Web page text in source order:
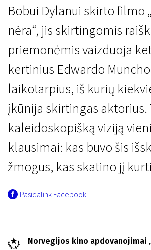
Naujienos iš Šiaurės
Munchas
1 val. 44 min. | Drama, Biografinis | N-13
Bobui Dylanui skirto filmo
nėra“, jis skirtingomis
priemonėmis vaizduoja
kertinius Edwardo
laikotarpius, iš kurių
įkūnija skirtingas aktorius.
kaleidoskopišką viziją
klausimai: kas buvo šis
žmogus, kas skatino jį
Pasidalink Facebook
Norvegijos kino apdovanojimai